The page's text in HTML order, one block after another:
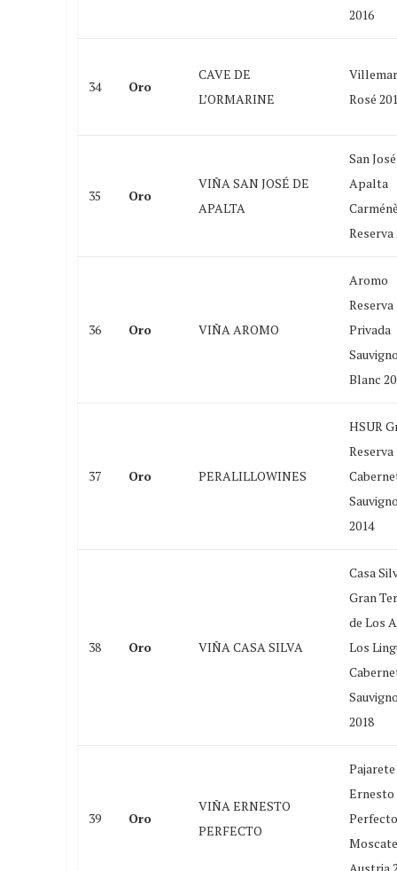
2016
34 Oro
CAVE DE
L’ORMARINE
Rosé
35 Oro
VIÑA SAN JOSÉ DE
APALTA
San
Apalta
Reserva
36 Oro VIÑA AROMO
Aromo
Reserva
Privada
Blanc
37 Oro PERALILLOWINES
HSUR
Reserva
2014
38 Oro VIÑA CASA SILVA
Casa
Gran
de Los
Los
2018
39 Oro
VIÑA ERNESTO
PERFECTO
Pajarete
Ernesto
Perfecto